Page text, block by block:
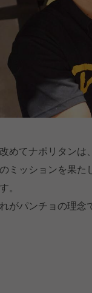
改めてナポリタンは
ミッションを果た
。
がパンチョの理念